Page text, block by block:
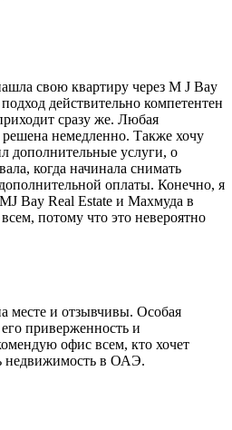
свою квартиру через M J Bay
действительно компетентен
сразу же. Любая
немедленно. Также хочу
дополнительные услуги, о
когда начинала снимать
оплаты. Конечно, я
Bay Real Estate и Махмуда в
потому что это невероятно
месте и отзывчивы. Особая
приверженность и
офис всем, кто хочет
недвижимость в ОАЭ.